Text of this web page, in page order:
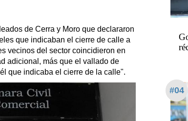
de Cerra y Moro que declararon
que indicaban el cierre de calle a
vecinos del sector coincidieron en
adicional, más que el vallado de
que indicaba el cierre de la calle".
#04